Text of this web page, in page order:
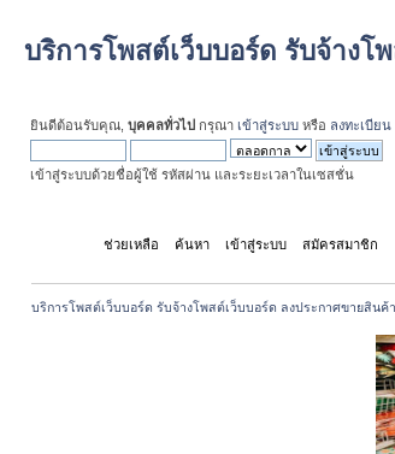
บริการโพสต์เว็บบอร์ด รับจ้างโ
ยินดีต้อนรับคุณ, บุคคลทั่วไป กรุณา เข้าสู่ระบบ หรือ ลงทะเบียน
เข้าสู่ระบบด้วยชื่อผู้ใช้ รหัสผ่าน และระยะเวลาในเซสชั่น
ช่วยเหลือ ค้นหา เข้าสู่ระบบ สมัครสมาชิก
บริการโพสต์เว็บบอร์ด รับจ้างโพสต์เว็บบอร์ด ลงประกาศขายสินค้า